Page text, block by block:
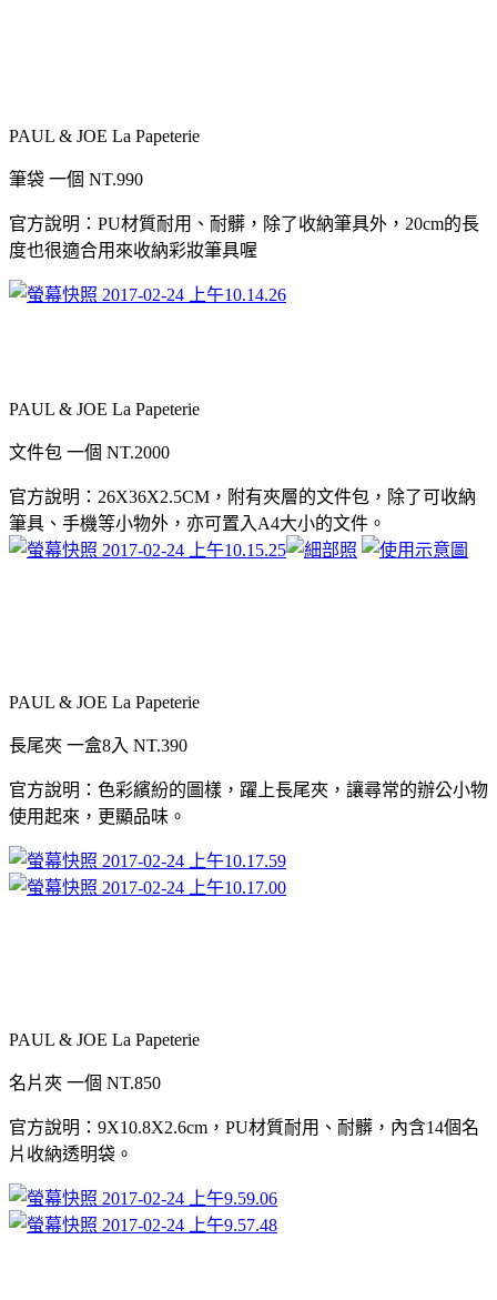
PAUL & JOE La Papeterie
筆袋 一個 NT.990
官方說明： PU材質耐用、耐髒，除了收納筆具外， 20cm的長
度也很適合用來收納彩妝筆具喔
PAUL & JOE La Papeterie
文件包 一個 NT.2000
官方說明： 26X36X2.5CM ，附有夾層的文件包，除了可收納
筆具、手機等小物外，亦可置入 A4大小的文件。
PAUL & JOE La Papeterie
長尾夾 一盒8入 NT.390
官方說明：色彩繽紛的圖樣，躍上長尾夾，讓尋常的辦公小物
使用起來，更顯品味。
PAUL & JOE La Papeterie
名片夾 一個 NT.850
官方說明： 9X10.8X2.6cm ， PU材質耐用、耐髒，內含14個名
片收納透明袋。